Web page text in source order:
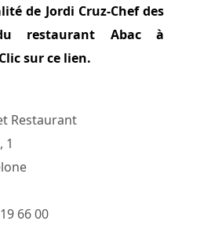
de Jordi Cruz-Chef des
restaurant Abac à
sur ce lien.
Restaurant
1
66 00